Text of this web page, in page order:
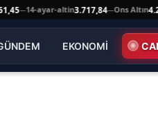
—14-ayar-altin3.717,84—Ons Altın
EKONOMİ